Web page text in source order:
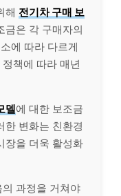
해 전기차 구매 보
금은 각 구매자의
에 따라 다르게
책에 따라 매년
델에 대한 보조금
한 변화는 친환경
장을 더욱 활성화
과정을 거쳐야